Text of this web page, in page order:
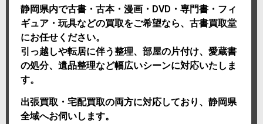
静岡県内で古書・古本・漫画・DVD・専門書・フィ
ギュア・玩具などの買取をご希望なら、古書買取堂
にお任せください。
引っ越しや転居に伴う整理、部屋の片付け、愛蔵書
の処分、遺品整理など幅広いシーンに対応いたしま
す。
出張買取・宅配買取の両方に対応しており、静岡県
全域へお伺いします。